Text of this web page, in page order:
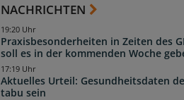
NACHRICHTEN
Praxisbesonderheiten in Zeiten des
soll es in der kommenden Woche
19:20 Uhr
Aktuelles Urteil: Gesundheitsdaten
tabu sein
17:19 Uhr